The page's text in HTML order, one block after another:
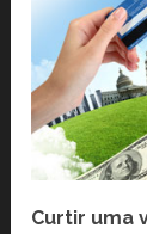
Curtir uma